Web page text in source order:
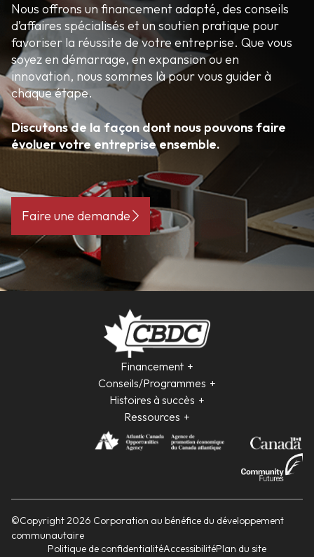
Nous offrons un financement adapté, des conseils
d’affaires spécialisés et un soutien pratique pour
favoriser la réussite de votre entreprise. Que vous
soyez en démarrage, en expansion ou en
innovation, nous sommes là pour vous guider à
chaque étape.
Discutons de la façon dont nous pouvons faire
évoluer votre entreprise ensemble.
Faire une demande
Financement
Conseils/Programmes
Histoires à succès
Ressources
©Copyright 2026 Corporation au bénéfice du développement
communautaire
Politique de confidentialitéAccessibilitéPlan du site